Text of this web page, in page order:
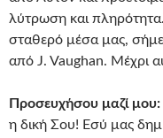
λύτρωση και πληρότητα.
σταθερό μέσα μας,
από J. Vaughan. Μέχρι
Προσευχήσου μαζί μου:
η δική Σου! Εσύ μας